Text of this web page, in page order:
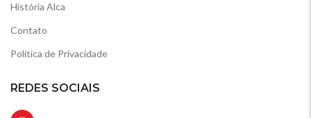
História Alca
Contato
Política de Privacidade
REDES SOCIAIS